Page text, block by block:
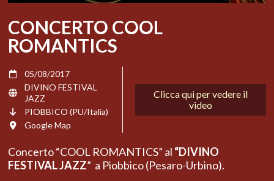
CONCERTO COOL
ROMANTICS
05/08/2017
DIVINO FESTIVAL
JAZZ
PIOBBICO (PU/Italia)
Google Map
Clicca qui per vedere il
video
Concerto “COOL ROMANTICS” al “DIVINO
FESTIVAL JAZZ” a Piobbico (Pesaro-Urbino).